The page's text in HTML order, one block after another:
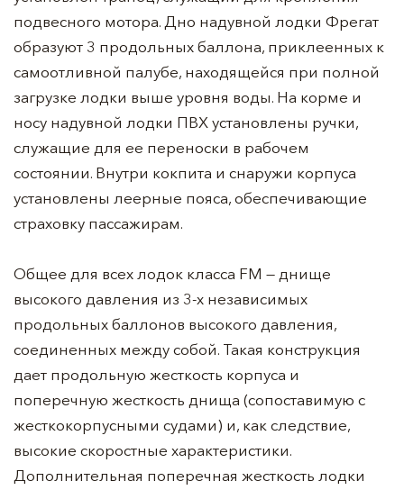
подвесного мотора. Дно надувной лодки Фрегат
образуют 3 продольных баллона, приклеенных к
самоотливной палубе, находящейся при полной
загрузке лодки выше уровня воды. На корме и
носу надувной лодки ПВХ установлены ручки,
служащие для ее переноски в рабочем
состоянии. Внутри кокпита и снаружи корпуса
установлены леерные пояса, обеспечивающие
страховку пассажирам.
Общее для всех лодок класса FM — днище
высокого давления из 3-х независимых
продольных баллонов высокого давления,
соединенных между собой. Такая конструкция
дает продольную жесткость корпуса и
поперечную жесткость днища (сопоставимую с
жесткокорпусными судами) и, как следствие,
высокие скоростные характеристики.
Дополнительная поперечная жесткость лодки